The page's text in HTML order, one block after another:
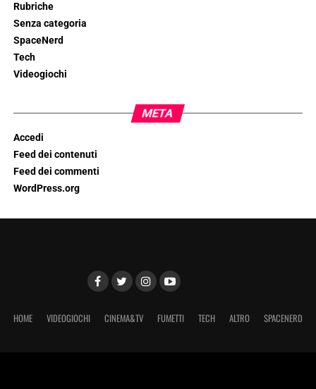
Rubriche
Senza categoria
SpaceNerd
Tech
Videogiochi
META
Accedi
Feed dei contenuti
Feed dei commenti
WordPress.org
HOME VIDEOGIOCHI CINEMA&TV FUMETTI TECH ALTRO SPACENERD